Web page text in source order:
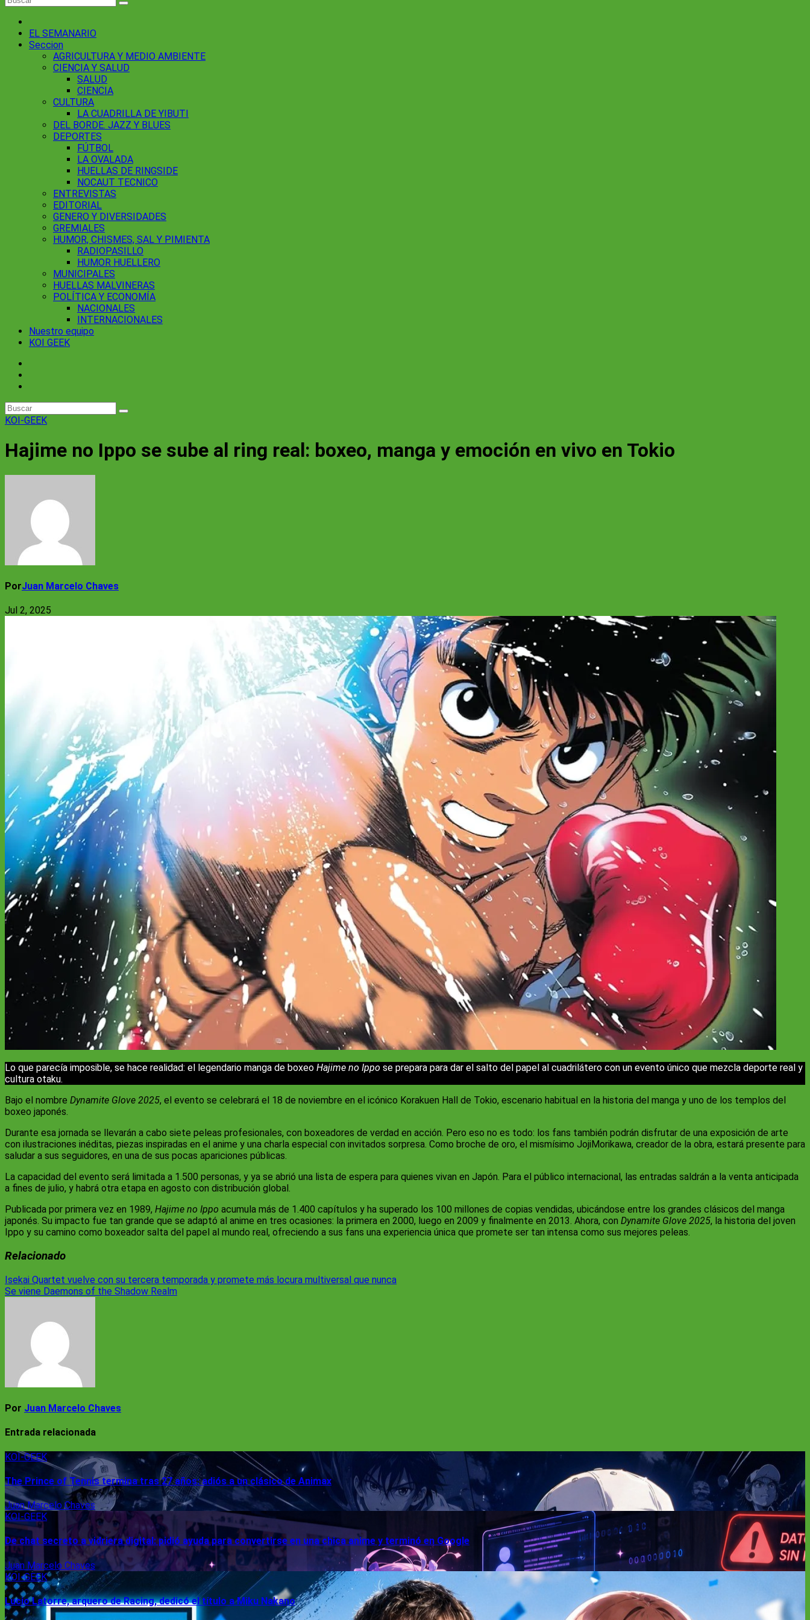
EL SEMANARIO
Seccion
AGRICULTURA Y MEDIO AMBIENTE
CIENCIA Y SALUD
SALUD
CIENCIA
CULTURA
LA CUADRILLA DE YIBUTI
DEL BORDE. JAZZ Y BLUES
DEPORTES
FÚTBOL
LA OVALADA
HUELLAS DE RINGSIDE
NOCAUT TECNICO
ENTREVISTAS
EDITORIAL
GENERO Y DIVERSIDADES
GREMIALES
HUMOR, CHISMES, SAL Y PIMIENTA
RADIOPASILLO
HUMOR HUELLERO
MUNICIPALES
HUELLAS MALVINERAS
POLÍTICA Y ECONOMÍA
NACIONALES
INTERNACIONALES
Nuestro equipo
KOI GEEK
KOI-GEEK
Hajime no Ippo se sube al ring real: boxeo, manga y emoción en vivo en Tokio
PorJuan Marcelo Chaves
Jul 2, 2025
Lo que parecía imposible, se hace realidad: el legendario manga de boxeo Hajime no Ippo se prepara para dar el salto del papel al cuadrilátero con un evento único que mezcla deporte real y
cultura otaku.
Bajo el nombre Dynamite Glove 2025, el evento se celebrará el 18 de noviembre en el icónico Korakuen Hall de Tokio, escenario habitual en la historia del manga y uno de los templos del
boxeo japonés.
Durante esa jornada se llevarán a cabo siete peleas profesionales, con boxeadores de verdad en acción. Pero eso no es todo: los fans también podrán disfrutar de una exposición de arte
con ilustraciones inéditas, piezas inspiradas en el anime y una charla especial con invitados sorpresa. Como broche de oro, el mismísimo JojiMorikawa, creador de la obra, estará presente para
saludar a sus seguidores, en una de sus pocas apariciones públicas.
La capacidad del evento será limitada a 1.500 personas, y ya se abrió una lista de espera para quienes vivan en Japón. Para el público internacional, las entradas saldrán a la venta anticipada
a fines de julio, y habrá otra etapa en agosto con distribución global.
Publicada por primera vez en 1989, Hajime no Ippo acumula más de 1.400 capítulos y ha superado los 100 millones de copias vendidas, ubicándose entre los grandes clásicos del manga
japonés. Su impacto fue tan grande que se adaptó al anime en tres ocasiones: la primera en 2000, luego en 2009 y finalmente en 2013. Ahora, con Dynamite Glove 2025, la historia del joven
Ippo y su camino como boxeador salta del papel al mundo real, ofreciendo a sus fans una experiencia única que promete ser tan intensa como sus mejores peleas.
Relacionado
Navegación
de
Isekai Quartet vuelve con su tercera temporada y promete más locura multiversal que nunca
Se viene Daemons of the Shadow Realm
Por Juan Marcelo Chaves
Entrada relacionada
KOI-GEEK
The Prince of Tennis termina tras 27 años: adiós a un clásico de Animax
Juan Marcelo Chaves
KOI-GEEK
De chat secreto a vidriera digital: pidió ayuda para convertirse en una chica anime y terminó en Google
Juan Marcelo Chaves
KOI-GEEK
Lucio Latorre, arquero de Racing, dedicó el título a Miku Nakano